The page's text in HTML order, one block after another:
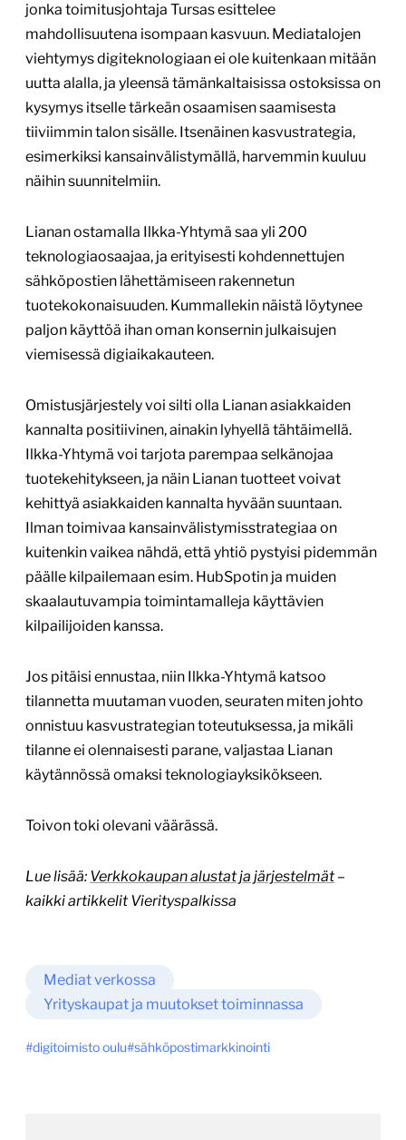
jonka toimitusjohtaja Tursas esittelee
mahdollisuutena isompaan kasvuun. Mediatalojen
viehtymys digiteknologiaan ei ole kuitenkaan mitään
uutta alalla, ja yleensä tämänkaltaisissa ostoksissa on
kysymys itselle tärkeän osaamisen saamisesta
tiiviimmin talon sisälle. Itsenäinen kasvustrategia,
esimerkiksi kansainvälistymällä, harvemmin kuuluu
näihin suunnitelmiin.
Lianan ostamalla Ilkka-Yhtymä saa yli 200
teknologiaosaajaa, ja erityisesti kohdennettujen
sähköpostien lähettämiseen rakennetun
tuotekokonaisuuden. Kummallekin näistä löytynee
paljon käyttöä ihan oman konsernin julkaisujen
viemisessä digiaikakauteen.
Omistusjärjestely voi silti olla Lianan asiakkaiden
kannalta positiivinen, ainakin lyhyellä tähtäimellä.
Ilkka-Yhtymä voi tarjota parempaa selkänojaa
tuotekehitykseen, ja näin Lianan tuotteet voivat
kehittyä asiakkaiden kannalta hyvään suuntaan.
Ilman toimivaa kansainvälistymisstrategiaa on
kuitenkin vaikea nähdä, että yhtiö pystyisi pidemmän
päälle kilpailemaan esim. HubSpotin ja muiden
skaalautuvampia toimintamalleja käyttävien
kilpailijoiden kanssa.
Jos pitäisi ennustaa, niin Ilkka-Yhtymä katsoo
tilannetta muutaman vuoden, seuraten miten johto
onnistuu kasvustrategian toteutuksessa, ja mikäli
tilanne ei olennaisesti parane, valjastaa Lianan
käytännössä omaksi teknologiayksikökseen.
Toivon toki olevani väärässä.
Lue lisää: Verkkokaupan alustat ja järjestelmät–
kaikki artikkelit Vierityspalkissa
Mediat verkossa
Yrityskaupat ja muutokset toiminnassa
digitoimisto oulu sähköpostimarkkinointi